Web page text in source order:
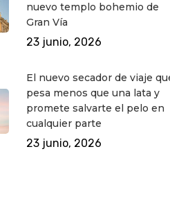
nuevo templo bohemio de
Gran Vía
23 junio, 2026
El nuevo secador de viaje
pesa menos que una lata y
promete salvarte el pelo en
cualquier parte
23 junio, 2026